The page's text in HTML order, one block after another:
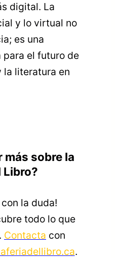
digital. La
y lo virtual no
es una
para el futuro de
la literatura en
más sobre la
Libro?
la duda!
todo lo que
Contacta con
.